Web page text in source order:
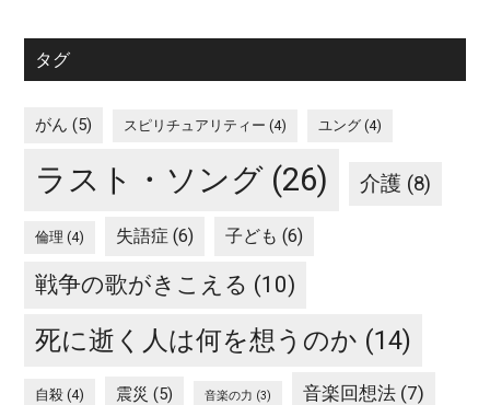
タグ
がん (5) スピリチュアリティー (4) ユング (4)
ラスト・ソング (26) 介護 (8)
倫理 (4) 失語症 (6) 子ども (6)
戦争の歌がきこえる (10)
死に逝く人は何を想うのか (14)
自殺 (4) 震災 (5) 音楽の力 (3) 音楽回想法 (7)